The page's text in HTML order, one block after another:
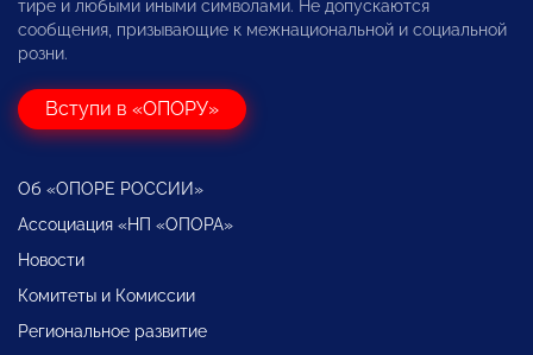
тире и любыми иными символами. Не допускаются
сообщения, призывающие к межнациональной и социальной
розни.
Вступи в «ОПОРУ»
Об «ОПОРЕ РОССИИ»
Ассоциация «НП «ОПОРА»
Новости
Комитеты и Комиссии
Региональное развитие